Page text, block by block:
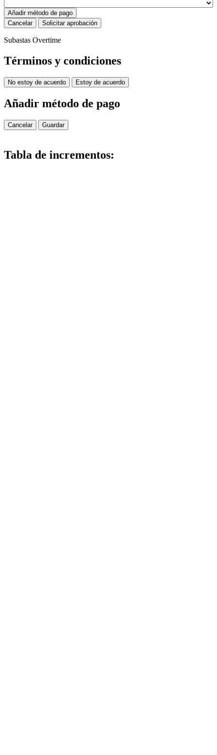
Añadir método de pago
Cancelar
Solicitar aprobación
Subastas Overtime
Términos y condiciones
No estoy de acuerdo Estoy de acuerdo
Añadir método de pago
Cancelar Guardar
Tabla de incrementos: